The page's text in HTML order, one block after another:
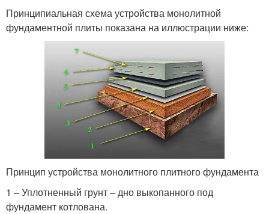
Принципиальная схема устройства монолитной
фундаментной плиты показана на иллюстрации ниже:
Принцип устройства монолитного плитного фундамента
1 – Уплотненный грунт – дно выкопанного под
фундамент котлована.